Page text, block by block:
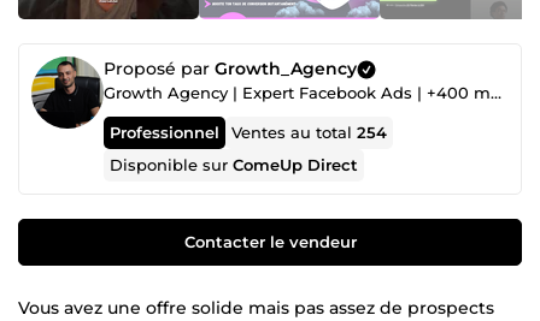
Proposé par Growth_Agency
Growth Agency | Expert Facebook Ads | +400 marques ⭐ | +35M€ en Ads 💰
Professionnel Ventes au total254
Disponible surComeUp Direct
Contacter le vendeur
Vous avez une offre solide mais pas assez de prospects